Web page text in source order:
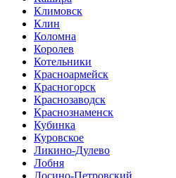
Климовск
Клин
Коломна
Королев
Котельники
Красноармейск
Красногорск
Краснозаводск
Краснознаменск
Кубинка
Куровское
Ликино-Дулево
Лобня
Лосино-Петровский